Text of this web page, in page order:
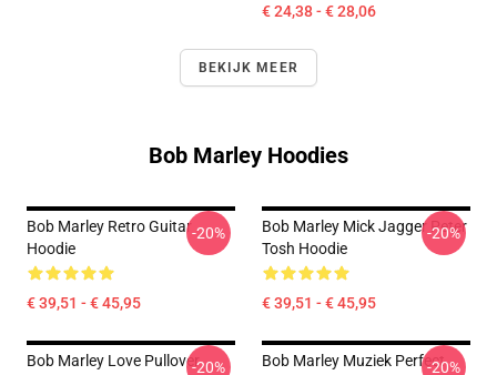
€ 24,38 - € 28,06
BEKIJK MEER
Bob Marley Hoodies
Bob Marley Retro Guitar
Hoodie
€ 39,51 - € 45,95
-20%
Bob Marley Mick Jagger Peter
Tosh Hoodie
€ 39,51 - € 45,95
-20%
Bob Marley Love Pullover-20%
Bob Marley Muziek Perfect-20%